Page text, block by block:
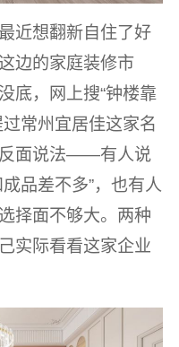
近想翻新自住了好
边的家庭装修市
底，网上搜“钟楼靠
常州宜居佳这家名
反面说法——有人说
品差不多”，也有人
择面不够大。两种
实际看看这家企业